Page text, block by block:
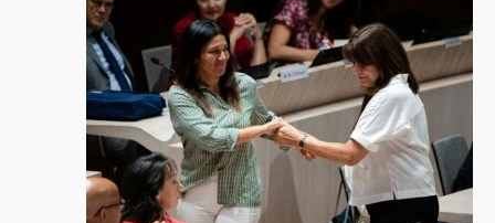
S’organiser
Comprendre...
Vie du site